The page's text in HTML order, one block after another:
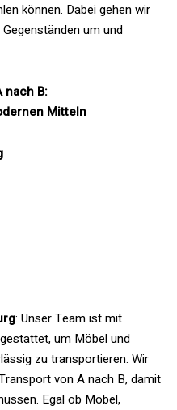
können. Dabei gehen wir
um und
nach B:
Mitteln
: Unser Team ist mit
um Möbel und
zu transportieren. Wir
von A nach B, damit
Egal ob Möbel,